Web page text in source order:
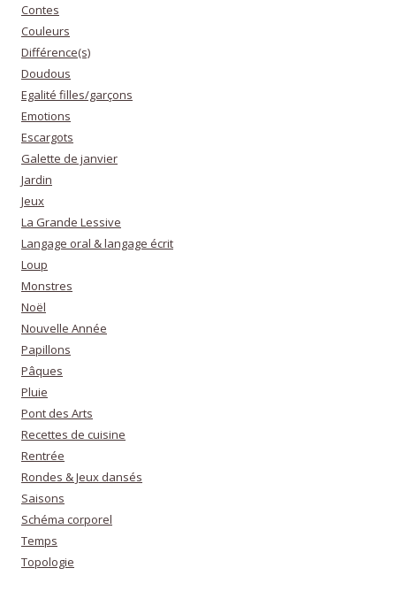
Contes
Couleurs
Différence(s)
Doudous
Egalité filles/garçons
Emotions
Escargots
Galette de janvier
Jardin
Jeux
La Grande Lessive
Langage oral & langage écrit
Loup
Monstres
Noël
Nouvelle Année
Papillons
Pâques
Pluie
Pont des Arts
Recettes de cuisine
Rentrée
Rondes & Jeux dansés
Saisons
Schéma corporel
Temps
Topologie